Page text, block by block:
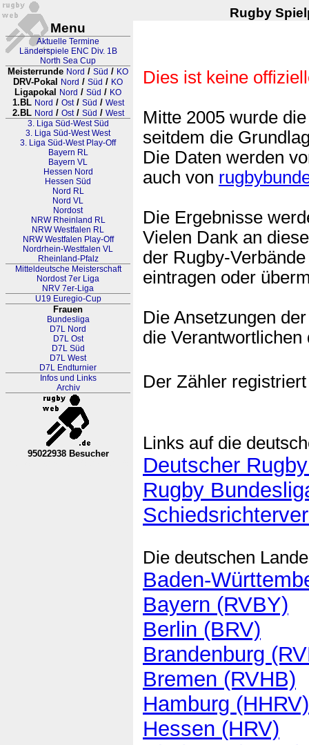
Rugby
Menu
Aktuelle Termine
Länderspiele ENC Div. 1B
North Sea Cup
Meisterrunde Nord / Süd / KO
DRV-Pokal Nord / Süd / KO
Ligapokal Nord / Süd / KO
1.BL Nord / Ost/ Süd / West
2.BL Nord / Ost/ Süd / West
3. Liga Süd-West Süd
3. Liga Süd-West West
3. Liga Süd-West Play-Off
Bayern RL
Bayern VL
Hessen Nord
Hessen Süd
Nord RL
Nord VL
Nordost
NRW Rheinland RL
NRW Westfalen RL
NRW Westfalen Play-Off
Nordrhein-Westfalen VL
Rheinland-Pfalz
Mitteldeutsche Meisterschaft
Nordost 7er Liga
NRV 7er-Liga
U19 Euregio-Cup
Frauen
Bundesliga
D7L Nord
D7L Ost
D7L Süd
D7L West
D7L Endturnier
Infos und Links
Archiv
95022938 Besucher
Dies ist keine
Mitte 2005 wurde
seitdem die
Die Daten werden
auch von
Die Ergebnisse
Vielen Dank an
der Rugby-
eintragen oder
Die Ansetzungen
die
Der Zähler
Links auf die
Deutscher
Rugby
Die deutschen
Baden-
Bayern (RVBY)
Berlin (BRV)
Brandenburg
Bremen (RVHB)
Hamburg (HHRV)
Hessen (HRV)